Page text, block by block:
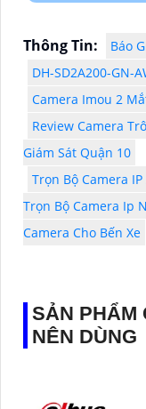
Thông Tin:
Báo
DH-SD2A200-GN-
Camera Imou 2
Review Camera
Giám Sát Quận 10
Trọn Bộ Camera
Trọn Bộ Camera Ip
Camera Cho Bến Xe
SẢN PHẨM
NÊN DÙNG